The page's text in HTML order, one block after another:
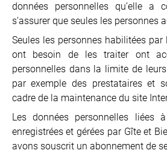
données personnelles qu’elle a
s’assurer que seules les personnes
Seules les personnes habilitées
ont besoin de les traiter ont
personnelles dans la limite de
par exemple des prestataires et
cadre de la maintenance du site
Les données personnelles liées
enregistrées et gérées par Gîte et
avons souscrit un abonnement de